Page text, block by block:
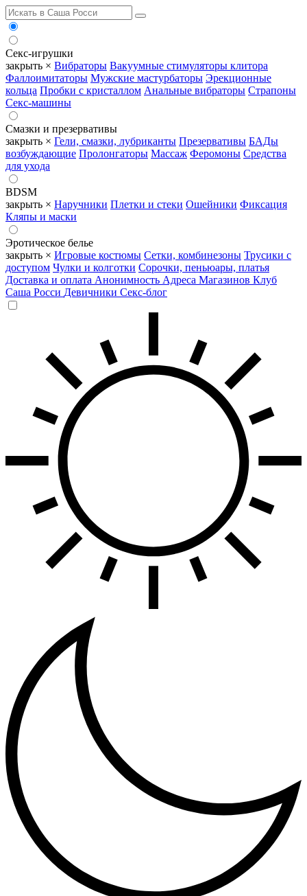
Секс-игрушки
закрыть × Вибраторы Вакуумные стимуляторы клитора
Фаллоимитаторы Мужские мастурбаторы Эрекционные
кольца Пробки с кристаллом Анальные вибраторы Страпоны
Секс-машины
Смазки и презервативы
закрыть × Гели, смазки, лубриканты Презервативы БАДы
возбуждающие Пролонгаторы Массаж Феромоны Средства
для ухода
BDSM
закрыть × Наручники Плетки и стеки Ошейники Фиксация
Кляпы и маски
Эротическое белье
закрыть × Игровые костюмы Сетки, комбинезоны Трусики с
доступом Чулки и колготки Сорочки, пеньюары, платья
Доставка и оплата Анонимность Адреса Магазинов Клуб
Саша Росси Девичники Секс-блог